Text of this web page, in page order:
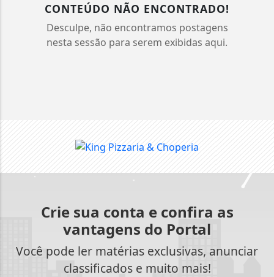
CONTEÚDO NÃO ENCONTRADO!
Desculpe, não encontramos postagens
nesta sessão para serem exibidas aqui.
Crie sua conta e confira as
vantagens do Portal
Você pode ler matérias exclusivas, anunciar
classificados e muito mais!